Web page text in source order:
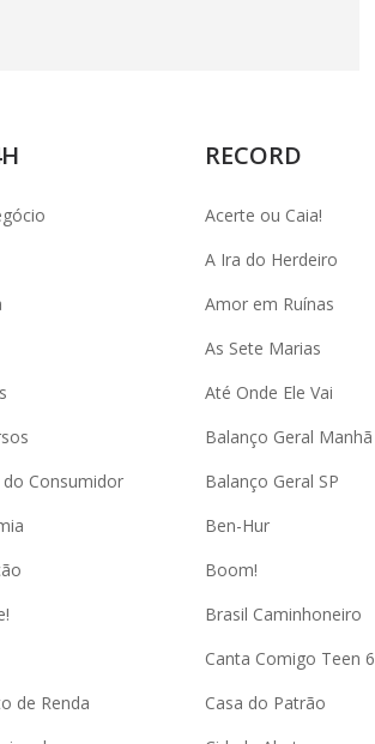
Consumidor
de Renda
RECORD
Acerte ou Caia!
A Ira do Herdeiro
Amor em Ruínas
As Sete Marias
Até Onde Ele Vai
Balanço Geral Manhã
Balanço Geral SP
Ben-Hur
Boom!
Brasil Caminhoneiro
Canta Comigo Teen 6
Casa do Patrão